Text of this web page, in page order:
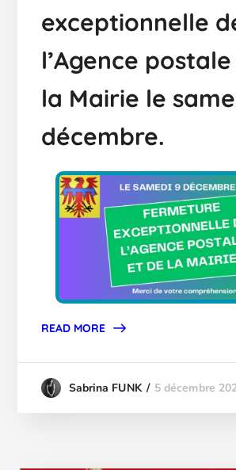
exceptionnelle
l’Agence
la Mairie le
décembre.
READ MORE
Sabrina FUNK 5 décembre